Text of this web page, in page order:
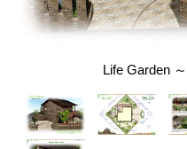
Life Garden